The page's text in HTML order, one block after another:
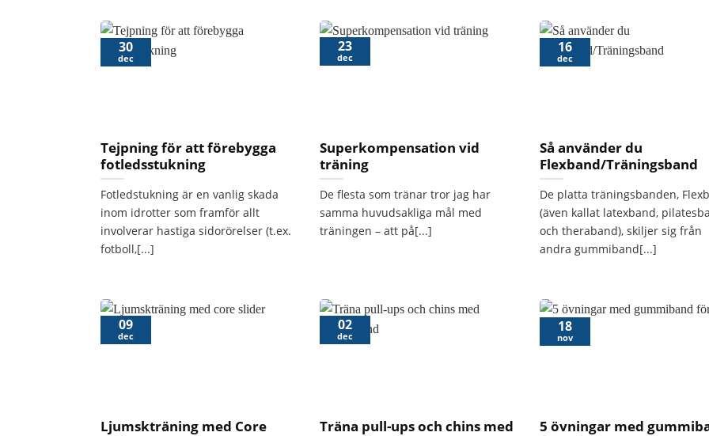
Tejpning för att förebygga
fotledsstukning
Fotledstukning är en vanlig skada
inom idrotter som framför allt
involverar hastiga sidorörelser (t.ex.
fotboll,[...]
30
dec
Superkompensation vid
träning
De flesta som tränar tror jag har
samma huvudsakliga mål med
träningen – att på[...]
23
dec
Så använder du
Flexband/Träningsband
De platta träningsbanden,
(även kallat latexband,
och theraband), skiljer sig från
andra gummiband[...]
16
dec
Ljumskträning med Core
09
dec
Träna pull-ups och chins med
02
dec
5 övningar med
18
nov